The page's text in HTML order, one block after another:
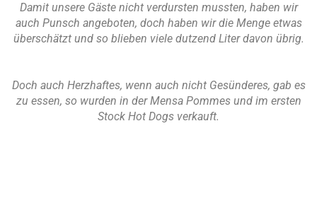
Damit unsere Gäste nicht verdursten mussten, haben wir
auch Punsch angeboten, doch haben wir die Menge etwas
überschätzt und so blieben viele dutzend Liter davon übrig.
Doch auch Herzhaftes, wenn auch nicht Gesünderes, gab es
zu essen, so wurden in der Mensa Pommes und im ersten
Stock Hot Dogs verkauft.